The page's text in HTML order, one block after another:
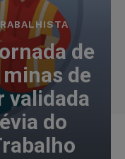
de
de
validada
do